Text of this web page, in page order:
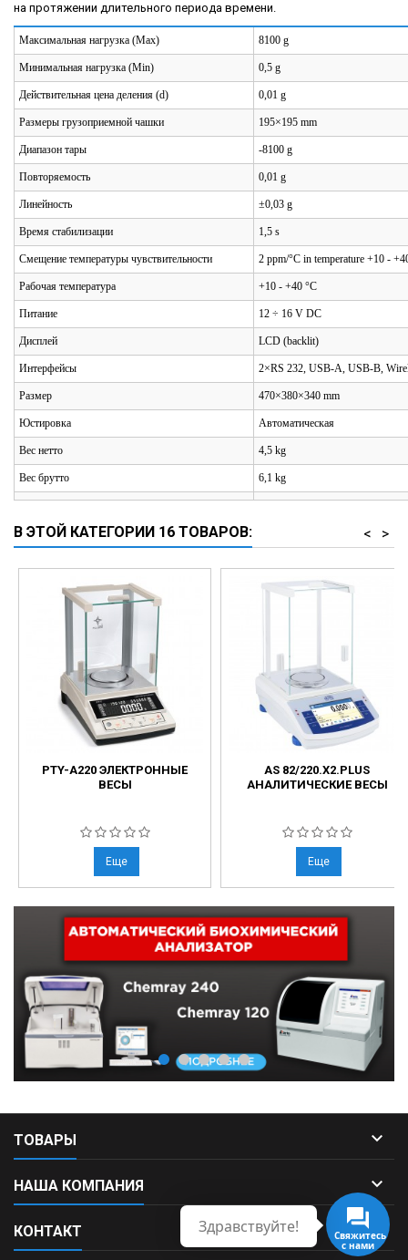
на протяжении длительного периода времени.
Максимальная нагрузка (Max) 8100 g
Минимальная нагрузка (Min) 0,5 g
Действительная цена деления (d) 0,01 g
Размеры грузоприемной чашки 195×195 mm
Диапазон тары -8100 g
Повторяемость 0,01 g
Линейность ±0,03 g
Время стабилизации 1,5 s
Смещение температуры чувствительности 2 ppm/°C in temperature +10 -
Рабочая температура +10 - +40 °C
Питание 12 ÷ 16 V DC
Дисплей LCD (backlit)
Интерфейсы 2×RS 232, USB-A, USB-B,
Размер 470×380×340 mm
Юстировка Автоматическая
Вес нетто 4,5 kg
Вес брутто 6,1 kg
В ЭТОЙ КАТЕГОРИИ 16 ТОВАРОВ: >
<
PTY-A220 ЭЛЕКТРОННЫЕ
ВЕСЫ
Еще
AS 82/220.X2.PLUS
АНАЛИТИЧЕСКИЕ ВЕСЫ
Еще
ТОВАРЫ 
НАША КОМПАНИЯ 
КОНТАКТ 
Свяжитесь
с нами
Здравствуйте!